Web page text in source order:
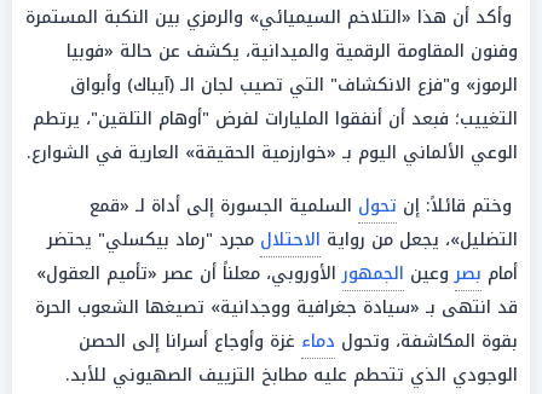
وأكد أن هذا «التلاخم السيميائي» والرمزي بين النكبة المستمرة
وفنون المقاومة الرقمية والميدانية، يكشف عن حالة «فوبيا
الرموز» و"فزع الانكشاف" التي تصيب لجان الـ (آيباك) وأبواق
التغييب؛ فبعد أن أنفقوا المليارات لفرض "أوهام التلقين"، يرتطم
الوعي الألماني اليوم بـ «خوارزمية الحقيقة» العارية في الشوارع.
وختم قائلاً: إن تحول السلمية الجسورة إلى أداة لـ «قمع
التضليل»، يجعل من رواية الاحتلال مجرد "رماد بيكسلي" يحتضر
أمام بصروعين الجمهورالأوروبي، معلناً أن عصر «تأميم العقول»
قد انتهى بـ «سيادة جغرافية ووجدانية» تصيغها الشعوب الحرة
بقوة المكاشفة، وتحول دماء غزة وأوجاع أسرانا إلى الحصن
الوجودي الذي تتحطم عليه مطابخ التزييف الصهيوني للأبد.